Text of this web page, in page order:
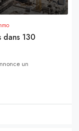
dans 130
un